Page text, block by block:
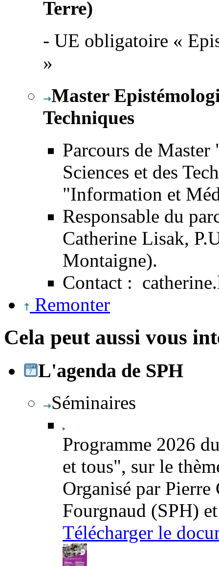
Terre)
- UE obligatoire «
»
Master
Techniques
Parcours de
Sciences et des
"Information et
Responsable du
Catherine Lisak,
Montaigne).
Contact :
Remonter
Cela peut aussi vous
L'agenda de SPH
Séminaires
Programme 2026
et tous", sur le
Organisé par
Fourgnaud (SPH)
Télécharger le